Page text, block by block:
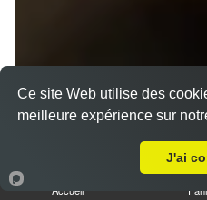
Accueil
Ce site Web utilise des
meilleure expérience sur
J'ai